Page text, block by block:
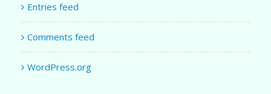
Entries feed
Comments feed
WordPress.org